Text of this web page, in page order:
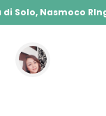
Solo, Nasmoco
Sienta, Yaris, Alphard,
Hybrid